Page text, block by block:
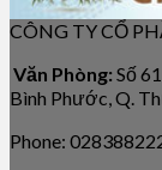
CÔNG TY CỔ
Văn Phòng: Số
Bình Phước, Q.
Phone: